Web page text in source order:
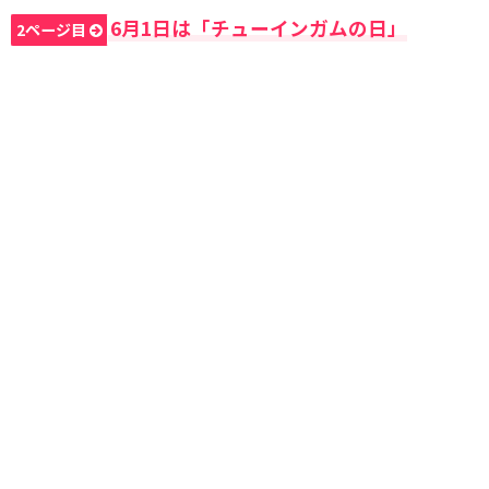
2ページ目 6月1日は「チューインガムの日」